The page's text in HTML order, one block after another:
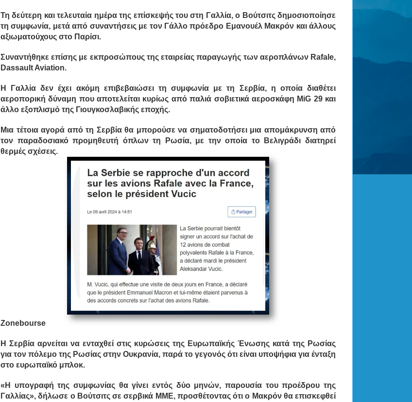
Τη δεύτερη και τελευταία ημέρα της επίσκεψής του στη Γαλλία, ο Βούτσιτς δημοσιοποίησε
τη συμφωνία, μετά από συναντήσεις με τον Γάλλο πρόεδρο Εμανουέλ Μακρόν και άλλους
αξιωματούχους στο Παρίσι.
Συναντήθηκε επίσης με εκπροσώπους της εταιρείας παραγωγής των αεροπλάνων Rafale,
Dassault Aviation.
Η Γαλλία δεν έχει ακόμη επιβεβαιώσει τη συμφωνία με τη Σερβία, η οποία διαθέτει
αεροπορική δύναμη που αποτελείται κυρίως από παλιά σοβιετικά αεροσκάφη MiG 29 και
άλλο εξοπλισμό της Γιουγκοσλαβικής εποχής.
Μια τέτοια αγορά από τη Σερβία θα μπορούσε να σηματοδοτήσει μια απομάκρυνση από
τον παραδοσιακό προμηθευτή όπλων τη Ρωσία, με την οποία το Βελιγράδι διατηρεί
θερμές σχέσεις.
Zonebourse
Η Σερβία αρνείται να ενταχθεί στις κυρώσεις της Ευρωπαϊκής Ένωσης κατά της Ρωσίας
για τον πόλεμο της Ρωσίας στην Ουκρανία, παρά το γεγονός ότι είναι υποψήφια για ένταξη
στο ευρωπαϊκό μπλοκ.
«Η υπογραφή της συμφωνίας θα γίνει εντός δύο μηνών, παρουσία του προέδρου της
Γαλλίας», δήλωσε ο Βούτσιτς σε σερβικά ΜΜΕ, προσθέτοντας ότι ο Μακρόν θα επισκεφθεί